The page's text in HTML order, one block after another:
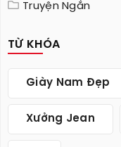
Truyện Ngắn
TỪ KHÓA
Giày Nam Đẹp
Xưởng Jean